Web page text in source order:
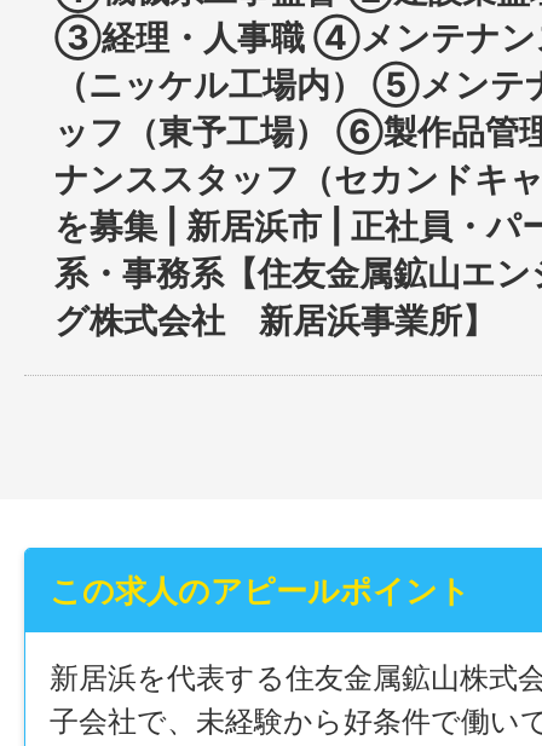
③経理・人事職 ④メンテナン
（ニッケル工場内） ⑤メンテ
ッフ（東予工場） ⑥製作品
ナンススタッフ（セカンドキ
を募集 | 新居浜市 | 正社員・パ
系・事務系【住友金属鉱山エ
グ株式会社 新居浜事業所】
この求人のアピールポイント
新居浜を代表する住友金属鉱山株式
子会社で、未経験から好条件で働い